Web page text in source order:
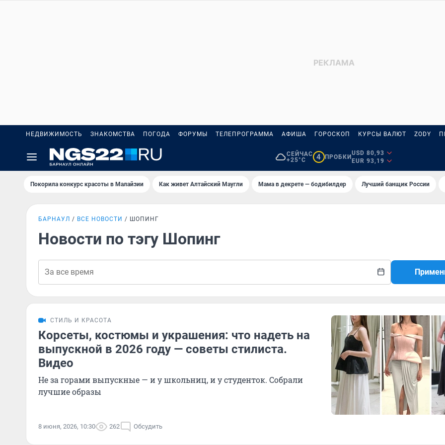
НЕДВИЖИМОСТЬ ЗНАКОМСТВА ПОГОДА ФОРУМЫ ТЕЛЕПРОГРАММА АФИША ГОРОСКОП КУРСЫ ВАЛЮТ ZODY
СЕЙЧАС
+25°C
4 ПРОБКИ
USD 80,93
EUR 93,19
Покорила конкурс красоты в Малайзии Как живет Алтайский Маугли Мама в декрете — бодибилдер Лучший банщик России
БАРНАУЛ ВСЕ НОВОСТИ ШОПИНГ
Новости по тэгу Шопинг
СТИЛЬ И КРАСОТА
Корсеты, костюмы и украшения: что надеть на
выпускной в 2026 году — советы стилиста.
Видео
Не за горами выпускные — и у школьниц, и у студенток. Собрали
лучшие образы
8 июня, 2026, 10:30 262 Обсудить